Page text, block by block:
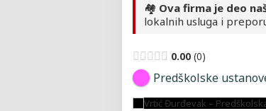
🏘️ Ova firma je deo
lokalnih usluga i
0.00 0
Predškolske